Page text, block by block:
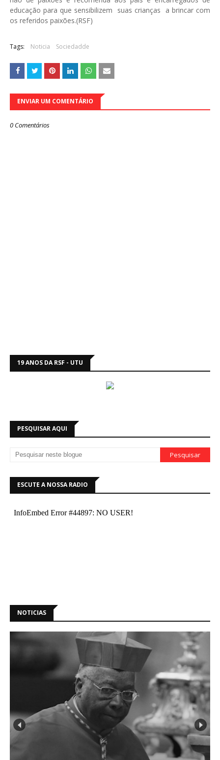
educação para que sensibilizem suas crianças a brincar com
os referidos paixões.(RSF)
Tags: Noticia Sociedadde
ENVIAR UM COMENTÁRIO
0 Comentários
19 ANOS DA RSF - UTU
PESQUISAR AQUI
ESCUTE A NOSSA RADIO
NOTICIAS